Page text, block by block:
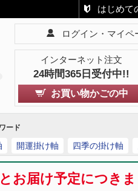
はじめて
ログイン・マイペ
インターネット注文
24時間365日受付中!!
お買い物かごの中
ード
開運掛け軸 四季の掛け軸
とお届け予定につ